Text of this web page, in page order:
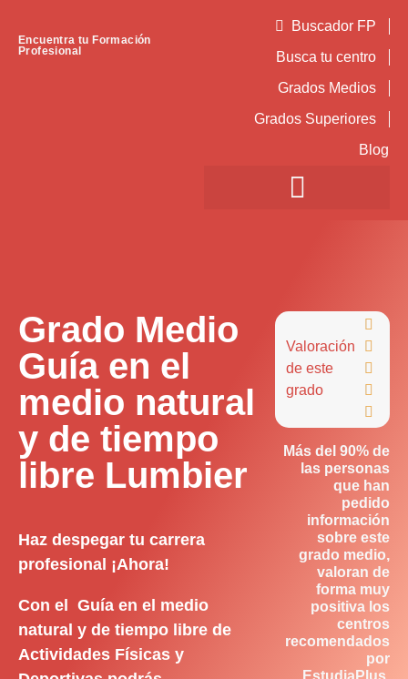
Encuentra tu Formación
Profesional
Buscador FP
Busca tu centro
Grados Medios
Grados Superiores
Blog
Grado Medio
Guía en el
medio natural
y de tiempo
libre Lumbier
Haz despegar tu carrera
profesional ¡Ahora!
Con el Guía en el medio
natural y de tiempo libre de
Actividades Físicas y
Valoración
de este
grado





Más del 90% de
las personas
que han
pedido
información
sobre este
grado medio,
valoran de
forma muy
positiva los
centros
recomendados
por
EstudiaPlus.